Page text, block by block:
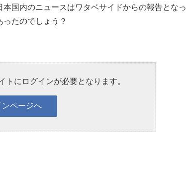
国内のニュースはワタベサイドからの報告となっ
たのでしょう？
トにログインが必要となります。